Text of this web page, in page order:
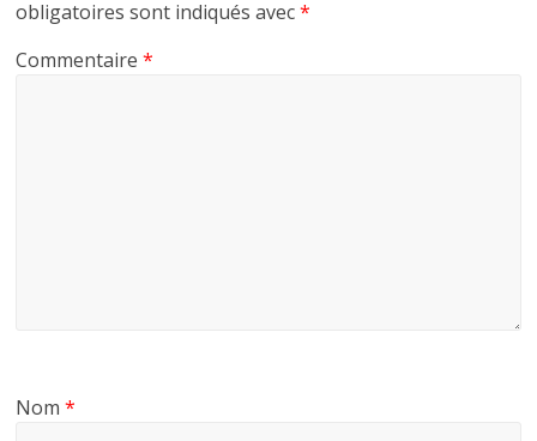
obligatoires sont indiqués avec*
Commentaire*
Nom*